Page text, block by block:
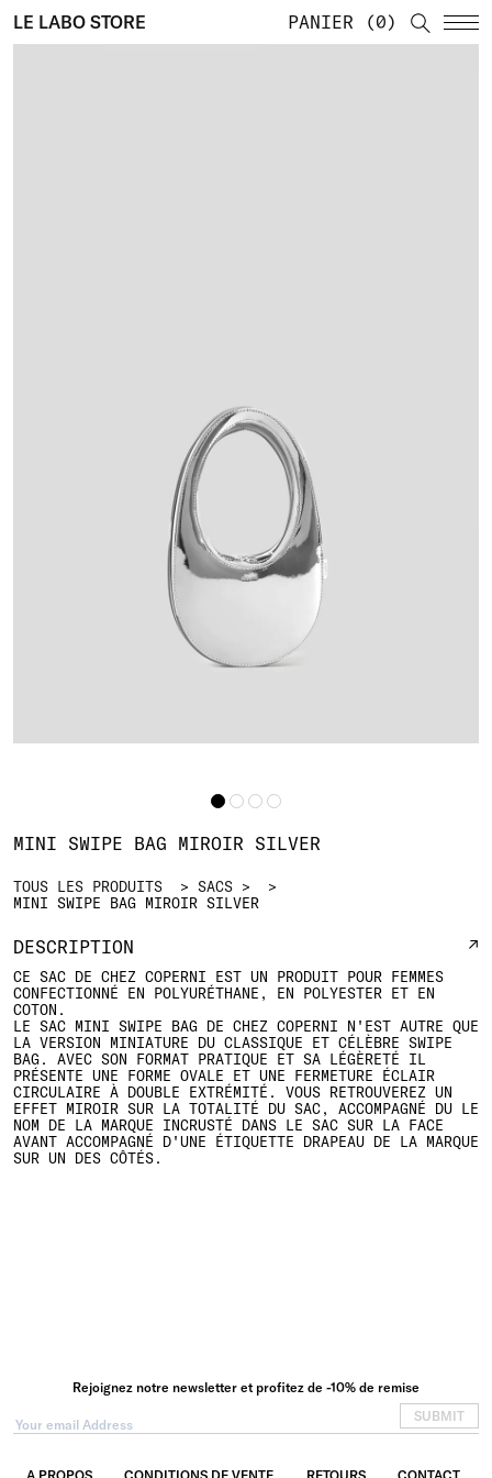
LE LABO STORE PANIER 0
TOUS LES PRODUITS
SACS
MINI SWIPE BAG MIROIR SILVER
MINI SWIPE BAG MIROIR SILVER
DESCRIPTION
CE SAC DE CHEZ COPERNI EST UN PRODUIT POUR FEMMES
CONFECTIONNÉ EN POLYURÉTHANE, EN POLYESTER ET EN
COTON.
LE SAC MINI SWIPE BAG DE CHEZ COPERNI N'EST AUTRE QUE
LA VERSION MINIATURE DU CLASSIQUE ET CÉLÈBRE SWIPE
BAG. AVEC SON FORMAT PRATIQUE ET SA LÉGÈRETÉ IL
PRÉSENTE UNE FORME OVALE ET UNE FERMETURE ÉCLAIR
CIRCULAIRE À DOUBLE EXTRÉMITÉ. VOUS RETROUVEREZ UN
EFFET MIROIR SUR LA TOTALITÉ DU SAC, ACCOMPAGNÉ DU LE
NOM DE LA MARQUE INCRUSTÉ DANS LE SAC SUR LA FACE
AVANT ACCOMPAGNÉ D'UNE ÉTIQUETTE DRAPEAU DE LA MARQUE
SUR UN DES CÔTÉS.
Rejoignez notre newsletter et profitez de -10% de remise
SUBMIT